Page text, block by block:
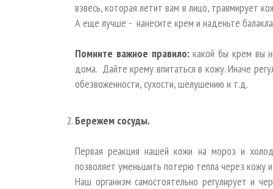
взвесь, которая летит вам в лицо, травмирует
А еще лучше - нанесите крем и наденьте
Помните важное правило:какой бы крем вы
дома. Дайте крему впитаться в кожу. Иначе
обезвоженности, сухости, шелушению и т.д.
Бережем сосуды.
Первая реакция нашей кожи на мороз и
позволяет уменьшить потерю тепла через кожу
Наш организм самостоятельно регулирует и